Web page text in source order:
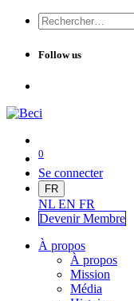
Follow us
0
Se connecter
FR
NL EN FR
Devenir Membre
À propos
À propos
Mission
Média